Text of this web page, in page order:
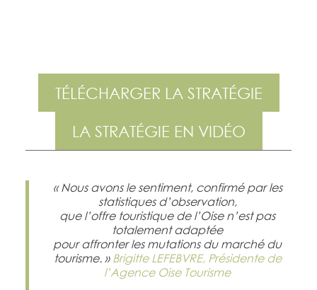
TÉLÉCHARGER LA STRATÉGIE
LA STRATÉGIE EN VIDÉO
« Nous avons le sentiment, confirmé par les
statistiquesd’observation,
que l’offre touristiquede l’Oise n’est pas
totalement adaptée
pouraffronter les mutations du marché du
tourisme. »Brigitte LEFEBVRE, Présidente de
l’Agence Oise Tourisme